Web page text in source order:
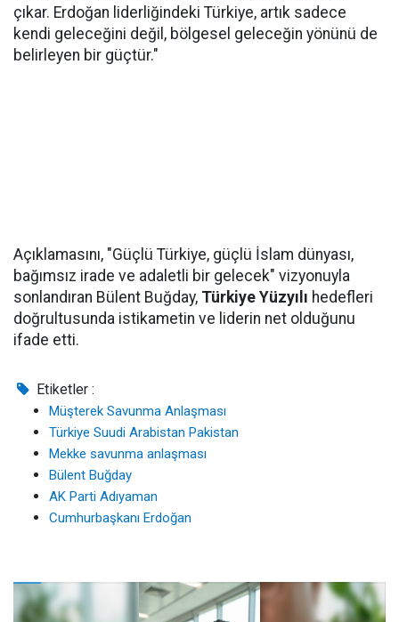
çıkar. Erdoğan liderliğindeki Türkiye, artık sadece
kendi geleceğini değil, bölgesel geleceğin yönünü de
belirleyen bir güçtür."
Açıklamasını, "Güçlü Türkiye, güçlü İslam dünyası,
bağımsız irade ve adaletli bir gelecek" vizyonuyla
sonlandıran Bülent Buğday, Türkiye Yüzyılı hedefleri
doğrultusunda istikametin ve liderin net olduğunu
ifade etti.
Etiketler :
Müşterek Savunma Anlaşması
Türkiye Suudi Arabistan Pakistan
Mekke savunma anlaşması
Bülent Buğday
AK Parti Adıyaman
Cumhurbaşkanı Erdoğan